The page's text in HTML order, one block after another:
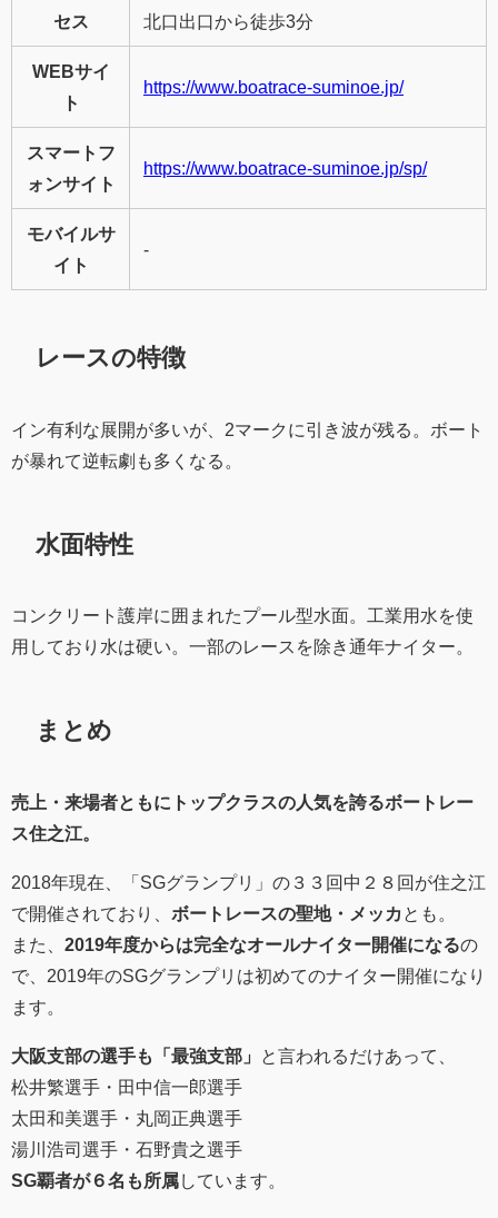
セス
北口出口から徒歩3分
WEBサイ
ト
https://www.boatrace-suminoe.jp/
スマートフ
ォンサイト
https://www.boatrace-suminoe.jp/sp/
モバイルサ
イト
-
レースの特徴
イン有利な展開が多いが、2マークに引き波が残る。ボート
が暴れて逆転劇も多くなる。
水面特性
コンクリート護岸に囲まれたプール型水面。工業用水を使
用しており水は硬い。一部のレースを除き通年ナイター。
まとめ
売上・来場者ともにトップクラスの人気を誇るボートレー
ス住之江。
2018年現在、「SGグランプリ」の３３回中２８回が住之江
で開催されており、 ボートレースの聖地・メッカ とも。
また、 2019年度からは完全なオールナイター開催になるの
で、2019年のSGグランプリは初めてのナイター開催になり
ます。
大阪支部の選手も「最強支部」
と言われるだけあって、
松井繁選手・田中信一郎選手
太田和美選手・丸岡正典選手
湯川浩司選手・石野貴之選手
SG覇者が６名も所属しています。